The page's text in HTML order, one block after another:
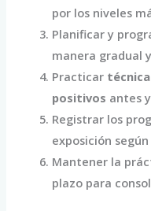
por los niveles
Planificar y
manera gradual
Practicar
positivos antes
Registrar los
exposición
Mantener la
plazo para